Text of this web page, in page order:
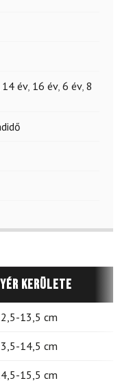
14 év, 16 év, 6 év, 8
kerülete
13,5 cm
14,5 cm
15,5 cm